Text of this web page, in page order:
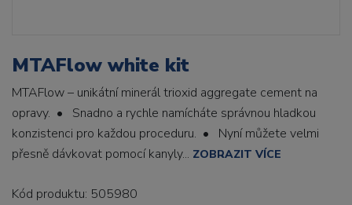
MTAFlow white kit
MTAFlow – unikátní minerál trioxid aggregate cement na
opravy. • Snadno a rychle namícháte správnou hladkou
konzistenci pro každou proceduru. • Nyní můžete velmi
přesně dávkovat pomocí kanyly... ZOBRAZIT VÍCE
Kód produktu: 505980